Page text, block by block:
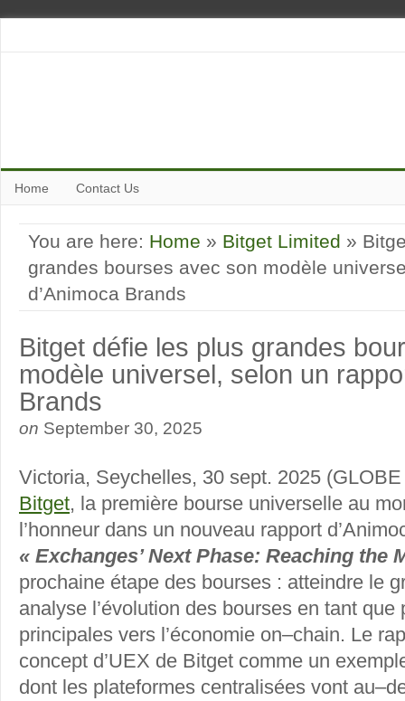
Home Contact Us
You are here: Home » Bitget Limited »
grandes bourses avec son modèle
d’Animoca Brands
Bitget défie les plus grandes
modèle universel, selon un
Brands
on September 30, 2025
Victoria, Seychelles, 30 sept. 2025
Bitget, la première bourse universelle au
l’honneur dans un nouveau rapport
« Exchanges’ Next Phase: Reaching the
prochaine étape des bourses : atteindre le
analyse l’évolution des bourses en tant que
principales vers l’économie on–chain. Le
concept d’UEX de Bitget comme un
dont les plateformes centralisées vont